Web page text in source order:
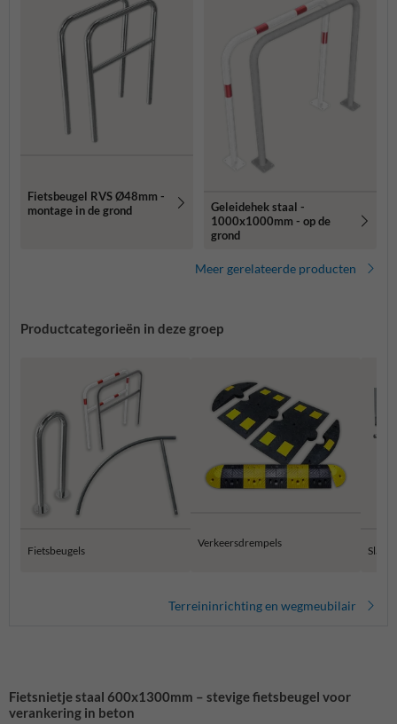
Fietsbeugel RVS Ø48mm -
montage in de grond
Geleidehek staal -
1000x1000mm - op de
grond
Meer gerelateerde producten
Productcategorieën in deze groep
Fietsbeugels
Verkeersdrempels
Terreininrichting en wegmeubilair
Fietsnietje staal 600x1300mm – stevige fietsbeugel voor
verankering in beton